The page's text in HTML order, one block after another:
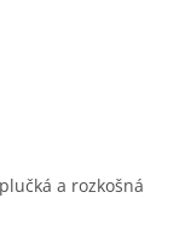
a rozkošná